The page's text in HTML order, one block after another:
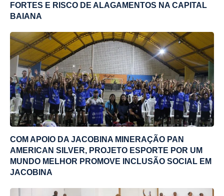
FORTES E RISCO DE ALAGAMENTOS NA CAPITAL
BAIANA
COM APOIO DA JACOBINA MINERAÇÃO PAN
AMERICAN SILVER, PROJETO ESPORTE POR UM
MUNDO MELHOR PROMOVE INCLUSÃO SOCIAL EM
JACOBINA